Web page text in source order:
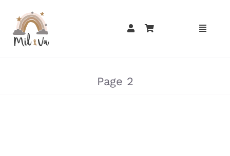
contenu
Page 2